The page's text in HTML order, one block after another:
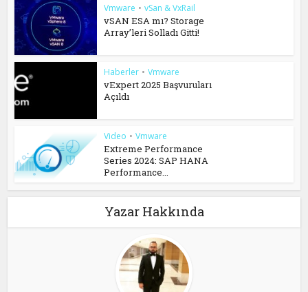
Vmware • vSan & VxRail
vSAN ESA mı? Storage
Array’leri Solladı Gitti!
Haberler • Vmware
vExpert 2025 Başvuruları
Açıldı
Video • Vmware
Extreme Performance
Series 2024: SAP HANA
Performance...
Yazar Hakkında